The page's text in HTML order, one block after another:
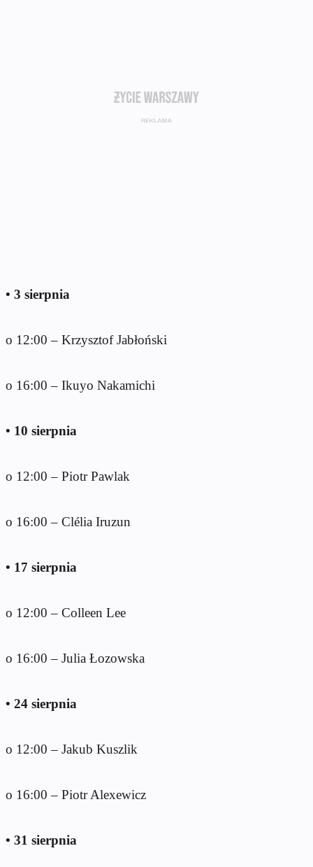
• 3 sierpnia
o 12:00 – Krzysztof Jabłoński
o 16:00 – Ikuyo Nakamichi
• 10 sierpnia
o 12:00 – Piotr Pawlak
o 16:00 – Clélia Iruzun
• 17 sierpnia
o 12:00 – Colleen Lee
o 16:00 – Julia Łozowska
• 24 sierpnia
o 12:00 – Jakub Kuszlik
o 16:00 – Piotr Alexewicz
• 31 sierpnia